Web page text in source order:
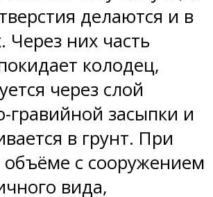
делаются и в
Через них часть
колодец,
через слой
гравийной засыпки и
в грунт. При
с сооружением
вида,